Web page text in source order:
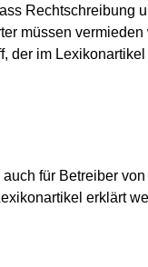
Rechtschreibung
müssen vermieden
der im
für Betreiber
erklärt